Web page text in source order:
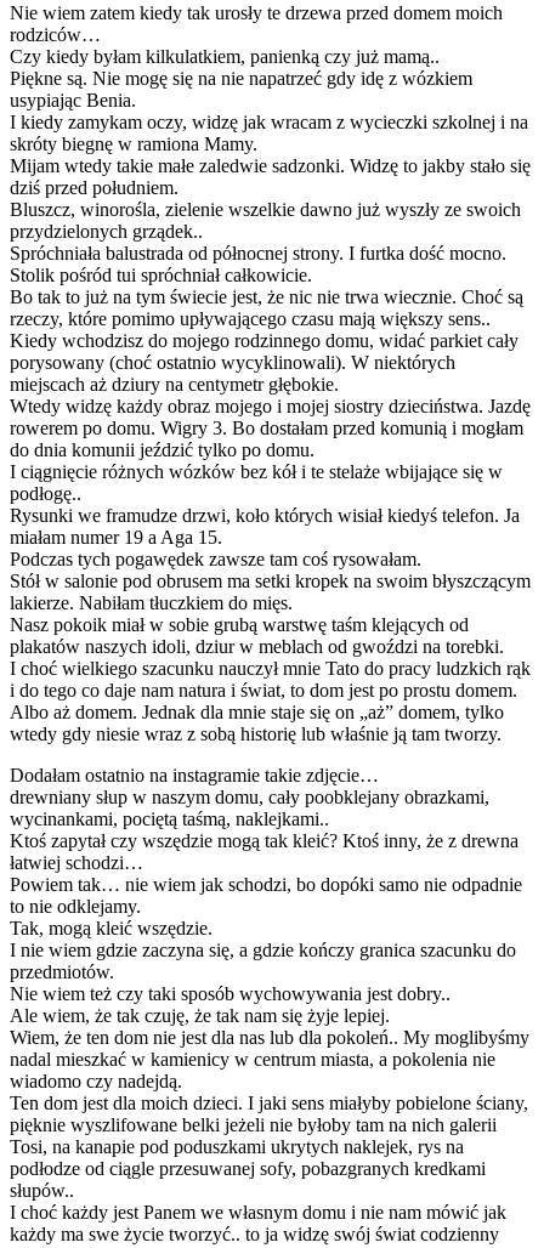
Nie wiem zatem kiedy tak urosły te drzewa przed domem moich
rodziców…
Czy kiedy byłam kilkulatkiem, panienką czy już mamą..
Piękne są. Nie mogę się na nie napatrzeć gdy idę z wózkiem
usypiając Benia.
I kiedy zamykam oczy, widzę jak wracam z wycieczki szkolnej i na
skróty biegnę w ramiona Mamy.
Mijam wtedy takie małe zaledwie sadzonki. Widzę to jakby stało się
dziś przed południem.
Bluszcz, winorośla, zielenie wszelkie dawno już wyszły ze swoich
przydzielonych grządek..
Spróchniała balustrada od północnej strony. I furtka dość mocno.
Stolik pośród tui spróchniał całkowicie.
Bo tak to już na tym świecie jest, że nic nie trwa wiecznie. Choć są
rzeczy, które pomimo upływającego czasu mają większy sens..
Kiedy wchodzisz do mojego rodzinnego domu, widać parkiet cały
porysowany (choć ostatnio wycyklinowali). W niektórych
miejscach aż dziury na centymetr głębokie.
Wtedy widzę każdy obraz mojego i mojej siostry dzieciństwa. Jazdę
rowerem po domu. Wigry 3. Bo dostałam przed komunią i mogłam
do dnia komunii jeździć tylko po domu.
I ciągnięcie różnych wózków bez kół i te stelaże wbijające się w
podłogę..
Rysunki we framudze drzwi, koło których wisiał kiedyś telefon. Ja
miałam numer 19 a Aga 15.
Podczas tych pogawędek zawsze tam coś rysowałam.
Stół w salonie pod obrusem ma setki kropek na swoim błyszczącym
lakierze. Nabiłam tłuczkiem do mięs.
Nasz pokoik miał w sobie grubą warstwę taśm klejących od
plakatów naszych idoli, dziur w meblach od gwoździ na torebki.
I choć wielkiego szacunku nauczył mnie Tato do pracy ludzkich rąk
i do tego co daje nam natura i świat, to dom jest po prostu domem.
Albo aż domem. Jednak dla mnie staje się on „aż” domem, tylko
wtedy gdy niesie wraz z sobą historię lub właśnie ją tam tworzy.
Dodałam ostatnio na instagramie takie zdjęcie…
drewniany słup w naszym domu, cały poobklejany obrazkami,
wycinankami, pociętą taśmą, naklejkami..
Ktoś zapytał czy wszędzie mogą tak kleić? Ktoś inny, że z drewna
łatwiej schodzi…
Powiem tak… nie wiem jak schodzi, bo dopóki samo nie odpadnie
to nie odklejamy.
Tak, mogą kleić wszędzie.
I nie wiem gdzie zaczyna się, a gdzie kończy granica szacunku do
przedmiotów.
Nie wiem też czy taki sposób wychowywania jest dobry..
Ale wiem, że tak czuję, że tak nam się żyje lepiej.
Wiem, że ten dom nie jest dla nas lub dla pokoleń.. My moglibyśmy
nadal mieszkać w kamienicy w centrum miasta, a pokolenia nie
wiadomo czy nadejdą.
Ten dom jest dla moich dzieci. I jaki sens miałyby pobielone ściany,
pięknie wyszlifowane belki jeżeli nie byłoby tam na nich galerii
Tosi, na kanapie pod poduszkami ukrytych naklejek, rys na
podłodze od ciągle przesuwanej sofy, pobazgranych kredkami
słupów..
I choć każdy jest Panem we własnym domu i nie nam mówić jak
każdy ma swe życie tworzyć.. to ja widzę swój świat codzienny